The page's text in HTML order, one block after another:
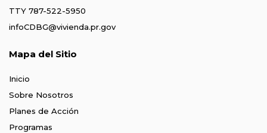
TTY 787-522-5950
infoCDBG@vivienda.pr.gov
Mapa del Sitio
Inicio
Sobre Nosotros
Planes de Acción
Programas